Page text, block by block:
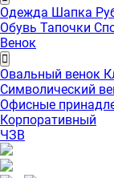
Одежда Шапка
Обувь Тапочки
Венок
Овальный венок
Символический
Офисные
Корпоративный
ЧЗВ